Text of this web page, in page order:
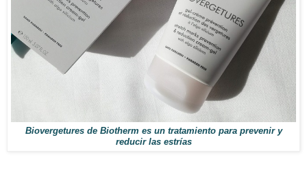
Biovergetures de Biotherm es un tratamiento para prevenir y
reducir las estrías